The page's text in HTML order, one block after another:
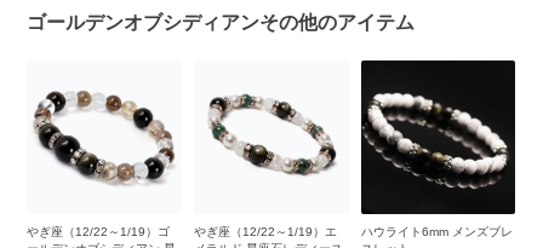
ゴールデンオブシディアンその他のアイテム
やぎ座（12/22～1/19）ゴ
やぎ座（12/22～1/19）エ
ハウライト6mm メンズブレ